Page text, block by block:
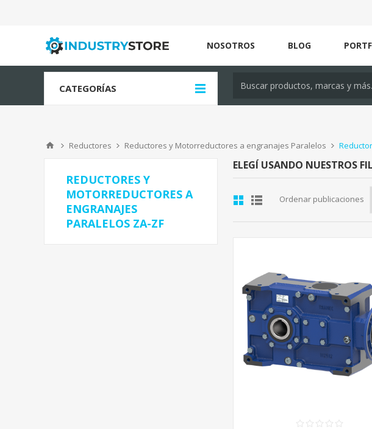
NOSOTROS BLOG
CATEGORÍAS
Reductores Reductores y Motorreductores a engranajes Paralelos
ELEGÍ USANDO NUESTROS
Ordenar publicaciones
REDUCTORES Y
MOTORREDUCTORES A
ENGRANAJES
PARALELOS ZA-ZF